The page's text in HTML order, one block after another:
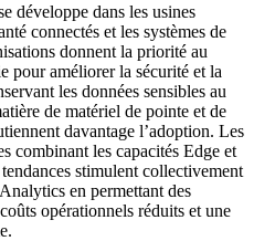
développe dans les usines
connectés et les systèmes de
donnent la priorité au
pour améliorer la sécurité et la
les données sensibles au
de matériel de pointe et de
davantage l’adoption. Les
combinant les capacités Edge et
stimulent collectivement
en permettant des
opérationnels réduits et une